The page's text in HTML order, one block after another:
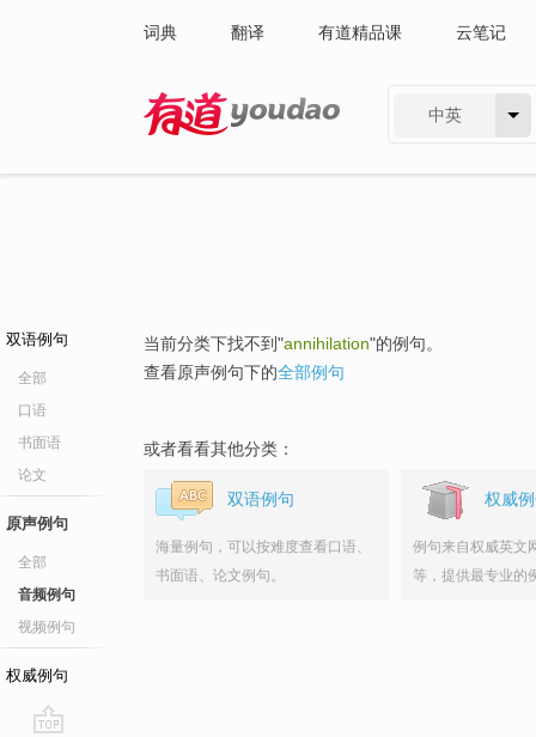
词典 翻译 有道精品课 云笔记
中英
双语例句
全部
口语
书面语
论文
原声例句
全部
音频例句
视频例句
权威例句
当前分类下找不到"annihilation"的例句。
查看原声例句下的全部例句
或者看看其他分类：
双语例句
海量例句，可以按难度查看口语、
书面语、论文例句。
权威
例句来自权威英文
等，提供最专业的